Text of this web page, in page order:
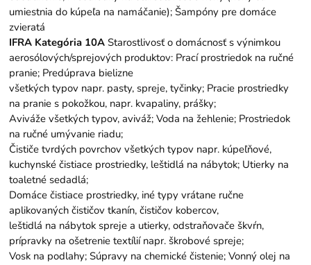
umiestnia do kúpeľa na namáčanie); Šampóny pre domáce
zvieratá
IFRA Kategória 10A Starostlivosť o domácnosť s výnimkou
aerosólových/sprejových produktov: Prací prostriedok na ručné
pranie; Predúprava bielizne
všetkých typov napr. pasty, spreje, tyčinky; Pracie prostriedky
na pranie s pokožkou, napr. kvapaliny, prášky;
Aviváže všetkých typov, aviváž; Voda na žehlenie; Prostriedok
na ručné umývanie riadu;
Čističe tvrdých povrchov všetkých typov napr. kúpeľňové,
kuchynské čistiace prostriedky, leštidlá na nábytok; Utierky na
toaletné sedadlá;
Domáce čistiace prostriedky, iné typy vrátane ručne
aplikovaných čističov tkanín, čističov kobercov,
leštidlá na nábytok spreje a utierky, odstraňovače škvŕn,
prípravky na ošetrenie textílií napr. škrobové spreje;
Vosk na podlahy; Súpravy na chemické čistenie; Vonný olej na